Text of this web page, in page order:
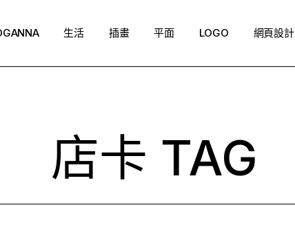
生活 插畫 平面 LOGO 網頁設計
店卡 TAG